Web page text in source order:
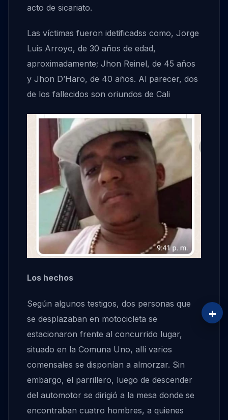
acto de sicariato.
Las víctimas fueron idetificadss como, Jorge
Luis Arroyo, de 30 años de edad,
aproximadamente; Jhon Reinel, de 45 años
y Jhon D’Haro, de 40 años. Al parecer, dos
de los fallecidos son oriundos de Cali
Los hechos
Según algunos testigos, dos personas que
se desplazaban en motocicleta se
estacionaron frente al concurrido lugar,
situado en la Comuna Uno, allí varios
comensales se disponían a almorzar. Sin
embargo, el parrillero, luego de descender
del automotor se dirigió a la mesa donde se
encontraban cuatro hombres, a quienes
+